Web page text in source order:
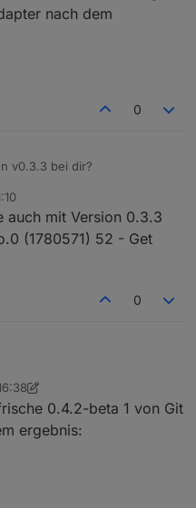
nach dem
0
v0.3.3 bei dir?
auch mit Version 0.3.3
(1780571) 52 - Get
0
und debug log
12. Mai 2024, 17:52
0.4.2-beta 1 von Git
ergebnis: